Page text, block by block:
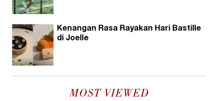
Kenangan Rasa Rayakan Hari Bastille
di Joelle
MOST VIEWED